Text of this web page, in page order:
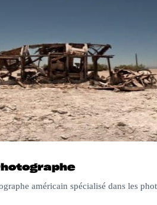
américain spécialisé dans les